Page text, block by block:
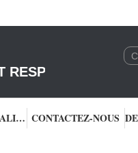
CONTRÔLE QUALITÉ CONTACTEZ-NOUS